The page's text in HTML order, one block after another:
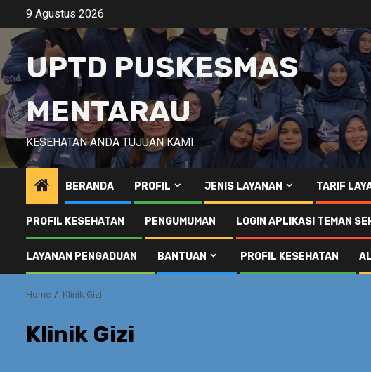
content
9 Agustus 2026
UPTD PUSKESMAS
MENTARAU
KESEHATAN ANDA TUJUAN KAMI
BERANDA PROFIL JENIS LAYANAN TARIF
PROFIL KESEHATAN PENGUMUMAN LOGIN APLIKASI TEMAN
LAYANAN PENGADUAN BANTUAN PROFIL KESEHATAN
Home Klinik Gizi
Klinik Gizi